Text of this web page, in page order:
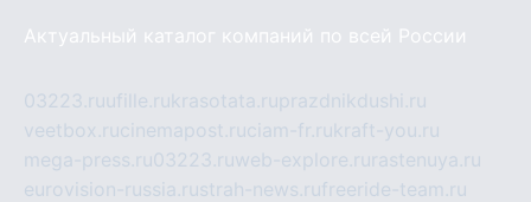
Актуальный каталог компаний по всей России
03223.ruufille.rukrasotata.ruprazdnikdushi.ru
veetbox.rucinemapost.ruciam-fr.rukraft-you.ru
mega-press.ru03223.ruweb-explore.ru rastenuya.ru
eurovision-russia.rustrah-news.rufreeride-team.ru